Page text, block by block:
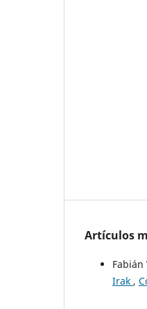
Artículos
Fabián
Irak ,